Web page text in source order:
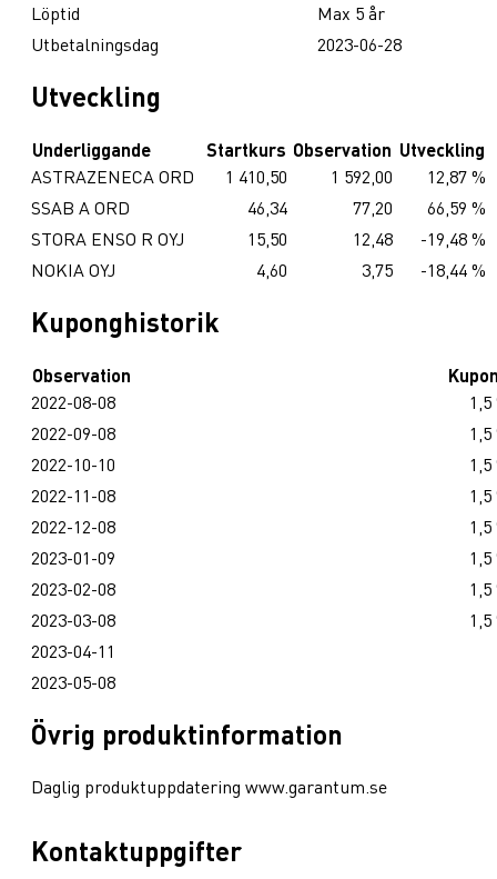
Löptid
Max 5 år
Utbetalningsdag
2023-06-28
Utveckling
Underliggande Startkurs Observation Utveckling
ASTRAZENECA ORD
1 410,50 1 592,00
12,87 %
SSAB A ORD
46,34 77,20
66,59 %
STORA ENSO R OYJ
15,50 12,48
-19,48 %
NOKIA OYJ
4,60 3,75 -18,44 %
Kuponghistorik
Observation
2022-08-08
1,5
2022-09-08
1,5
2022-10-10
1,5
2022-11-08
1,5
2022-12-08
1,5
2023-01-09
1,5
2023-02-08
1,5
2023-03-08
1,5
2023-04-11
2023-05-08
Övrig produktinformation
Daglig produktuppdatering www.garantum.se
Kontaktuppgifter